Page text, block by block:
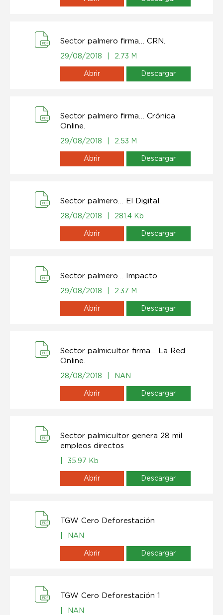
Sector palmero firma… CRN.
29/08/2018 2.73 M
Abrir Descargar
Sector palmero firma… Crónica
Online.
29/08/2018 2.53 M
Abrir Descargar
Sector palmero… El Digital.
28/08/2018 281.4 Kb
Abrir Descargar
Sector palmero… Impacto.
29/08/2018 2.37 M
Abrir Descargar
Sector palmicultor firma… La Red
Online.
28/08/2018 NAN
Abrir Descargar
Sector palmicultor genera 28 mil
empleos directos
35.97 Kb
Abrir Descargar
TGW Cero Deforestación
NAN
Abrir Descargar
TGW Cero Deforestación 1
NAN